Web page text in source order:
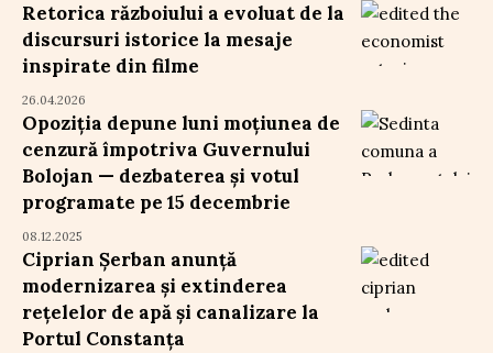
Retorica războiului a evoluat de la
discursuri istorice la mesaje
inspirate din filme
26.04.2026
Opoziţia depune luni moțiunea de
cenzură împotriva Guvernului
Bolojan — dezbaterea şi votul
programate pe 15 decembrie
08.12.2025
Ciprian Șerban anunță
modernizarea și extinderea
rețelelor de apă și canalizare la
Portul Constanța